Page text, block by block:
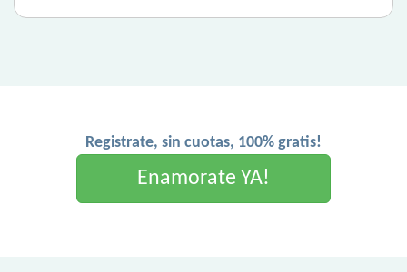
Registrate, sin cuotas, 100% gratis!
Enamorate YA!